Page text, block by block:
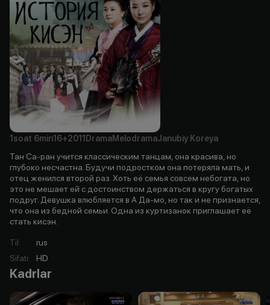
1soat 6min16+2011 DramaMelodramaJanubiy Koreya
Тан Са-ран учится классическим танцам, она красива, но
глубоко несчастна. Будучи подростком она потеряла мать, и
отец женился второй раз. Хоть её семья совсем небогата, но
это не мешает ей с достоинством держаться в кругу богатых
подруг. Девушка влюбляется в А Да-мо, но так и не признается,
что она из бедной семьи. Одна из куртизанок приглашает её
стать кисэн.
Til:
rus
Sifati: HD
Kadrlar